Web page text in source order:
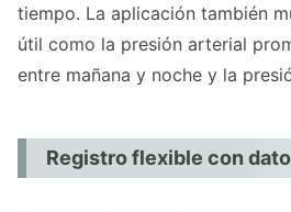
tiempo. La aplicación también
útil como la presión arterial
entre mañana y noche y la
Registro flexible con